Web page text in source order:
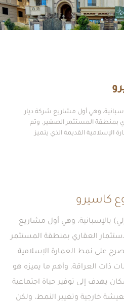
وهي أول مشاريع شركة ديار
بمنطقة المستثمر الصغير. وتم
القديمة الذي يتميز
كاسيرو
بالإسبانية، وهي أول مشاريع
العقاري بمنطقة المستثمر
على نمط العمارة الإسلامية
ذات العراقة. وأهم ما يميزه هو
يهدف إلى توفير حياة اجتماعية
خارجية وتغيير النمط، ولكن